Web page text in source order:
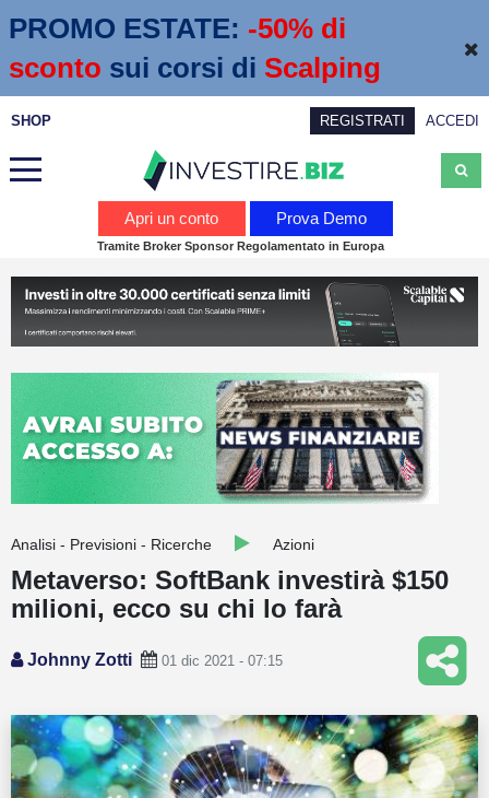
PROMO ESTATE: -50% di
sconto sui corsi di Scalping
SHOP REGISTRATI ACCEDI
Calendario economico
Webinar
Trading
Education
Conto IG
Guru Monitor
Altro
Apri un conto Prova Demo
Tramite Broker Sponsor Regolamentato in Europa
Analisi - Previsioni - Ricerche Azioni
Metaverso: SoftBank investirà $150
milioni, ecco su chi lo farà
Johnny Zotti 01 dic 2021 - 07:15